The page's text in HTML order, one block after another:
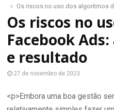
Os riscos no uso dos algoritmos
Os riscos no
Facebook
e resultado
27 de novembro de 2023
<p>Embora uma boa gestão